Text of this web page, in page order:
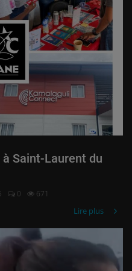
Saint-Laurent du
0 671
Lire plus